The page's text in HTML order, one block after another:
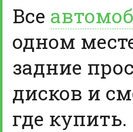
Все
одном
задние
дисков и
где купить.